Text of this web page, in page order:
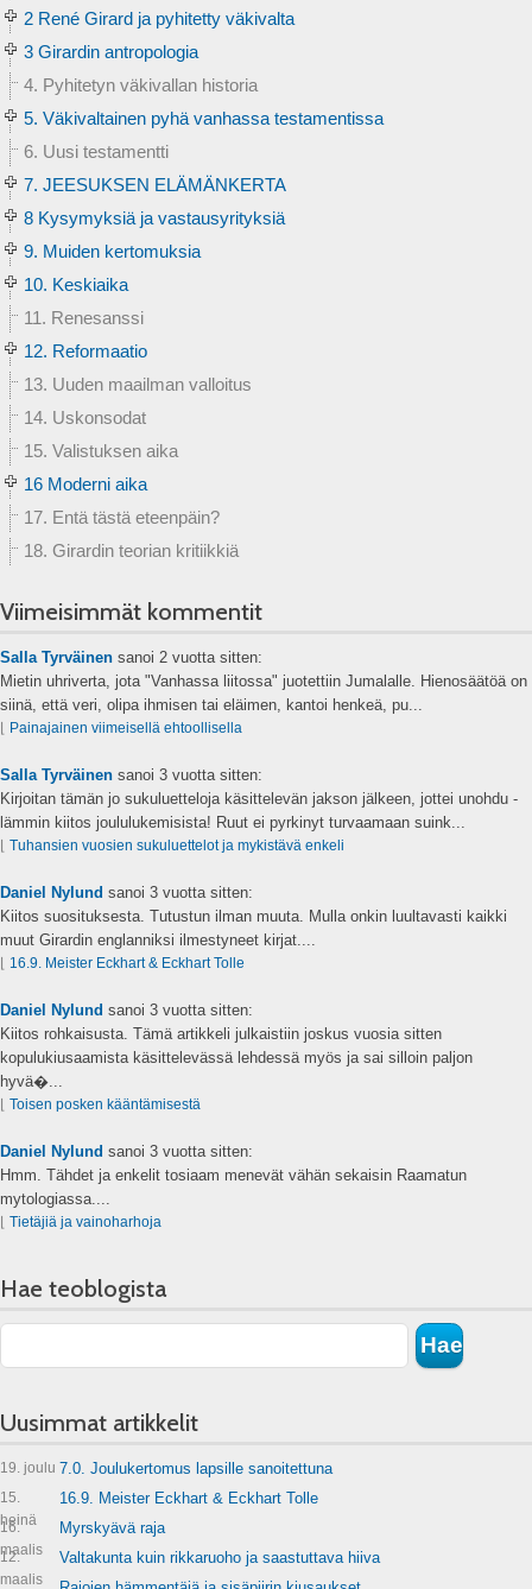
2 René Girard ja pyhitetty väkivalta
3 Girardin antropologia
4. Pyhitetyn väkivallan historia
5. Väkivaltainen pyhä vanhassa testamentissa
6. Uusi testamentti
7. JEESUKSEN ELÄMÄNKERTA
8 Kysymyksiä ja vastausyrityksiä
9. Muiden kertomuksia
10. Keskiaika
11. Renesanssi
12. Reformaatio
13. Uuden maailman valloitus
14. Uskonsodat
15. Valistuksen aika
16 Moderni aika
17. Entä tästä eteenpäin?
18. Girardin teorian kritiikkiä
Viimeisimmät kommentit
Salla Tyrväinen sanoi 2 vuotta sitten:
Mietin uhriverta, jota "Vanhassa liitossa" juotettiin Jumalalle. Hienosäätöä on
siinä, että veri, olipa ihmisen tai eläimen, kantoi henkeä, pu...
Painajainen viimeisellä ehtoollisella
Salla Tyrväinen sanoi 3 vuotta sitten:
Kirjoitan tämän jo sukuluetteloja käsittelevän jakson jälkeen, jottei unohdu -
lämmin kiitos joululukemisista! Ruut ei pyrkinyt turvaamaan suink...
Tuhansien vuosien sukuluettelot ja mykistävä enkeli
Daniel Nylund sanoi 3 vuotta sitten:
Kiitos suosituksesta. Tutustun ilman muuta. Mulla onkin luultavasti kaikki
muut Girardin englanniksi ilmestyneet kirjat....
16.9. Meister Eckhart & Eckhart Tolle
Daniel Nylund sanoi 3 vuotta sitten:
Kiitos rohkaisusta. Tämä artikkeli julkaistiin joskus vuosia sitten
kopulukiusaamista käsittelevässä lehdessä myös ja sai silloin paljon
hyvä�...
Toisen posken kääntämisestä
Daniel Nylund sanoi 3 vuotta sitten:
Hmm. Tähdet ja enkelit tosiaam menevät vähän sekaisin Raamatun
mytologiassa....
Tietäjiä ja vainoharhoja
Hae teoblogista
Uusimmat artikkelit
19. joulu 7.0. Joulukertomus lapsille sanoitettuna
15.
heinä
16.9. Meister Eckhart & Eckhart Tolle
16.
maalis
Myrskyävä raja
12.
maalis
Valtakunta kuin rikkaruoho ja saastuttava hiiva